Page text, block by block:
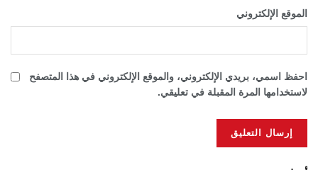
الموقع الإلكتروني
احفظ اسمي، بريدي الإلكتروني، والموقع الإلكتروني في هذا المتصفح
لاستخدامها المرة المقبلة في تعليقي.